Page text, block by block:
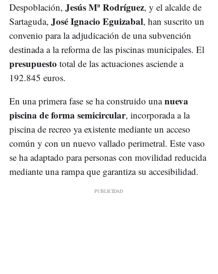
Despoblación, Jesús Mª Rodríguez, y el alcalde de
Sartaguda, José Ignacio Eguizabal, han suscrito un
convenio para la adjudicación de una subvención
destinada a la reforma de las piscinas municipales. El
presupuesto total de las actuaciones asciende a
192.845 euros.
En una primera fase se ha construido unanueva
piscina de forma semicircular, incorporada a la
piscina de recreo ya existente mediante un acceso
común y con un nuevo vallado perimetral. Este vaso
se ha adaptado para personas con movilidad reducida
mediante una rampa que garantiza su accesibilidad.